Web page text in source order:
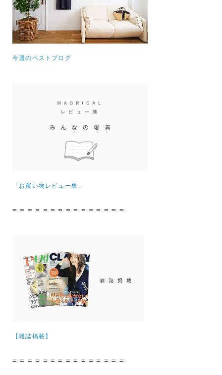
今週のベストブログ
「お買い物レビュー集」
= = = = = = = = = = = = = = =
【雑誌掲載】
= = = = = = = = = = = = = = =